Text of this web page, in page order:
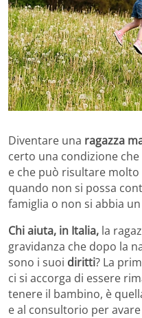
Diventare una ragazza
certo una condizione
e che può risultare
quando non si possa
famiglia o non si abbia
Chi aiuta, in Italia, la
gravidanza che dopo la
sono i suoi diritti? La
ci si accorga di essere
tenere il bambino, è
e al consultorio per